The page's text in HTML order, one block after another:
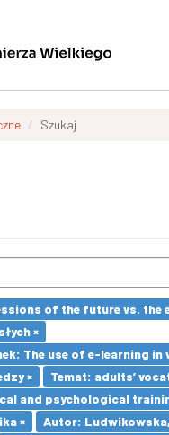
Szukaj
of the future vs.
×
The use of e-learning in
×
Temat: adults’
and psychological
×
Autor: